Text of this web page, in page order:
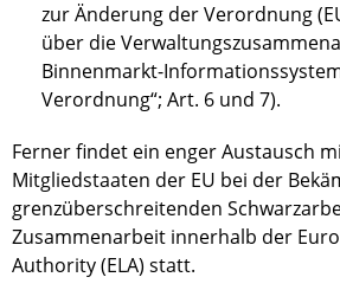
zur Änderung der Verordnung
über die
Binnenmarkt-
Verordnung“; Art. 6 und 7).
Ferner findet ein enger Austausch
Mitgliedstaaten der EU bei der
grenzüberschreitenden
Zusammenarbeit innerhalb der
Authority (ELA) statt.